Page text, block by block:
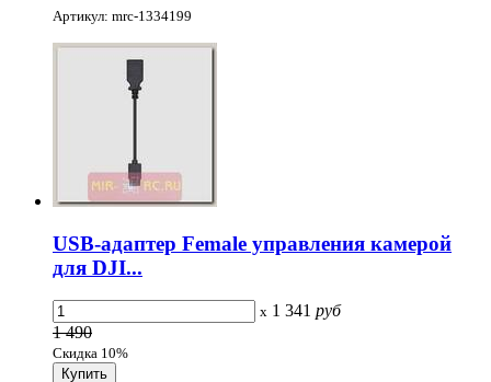
Артикул: mrc-1334199
USB-адаптер Female управления камерой
для DJI...
x 1 341 руб
1 490
Скидка 10%